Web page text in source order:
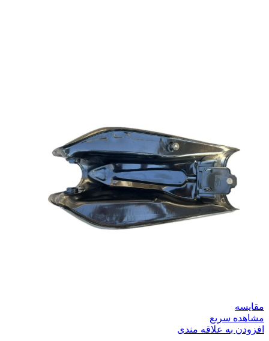
مقایسه
مشاهده سریع
افزودن به علاقه مندی